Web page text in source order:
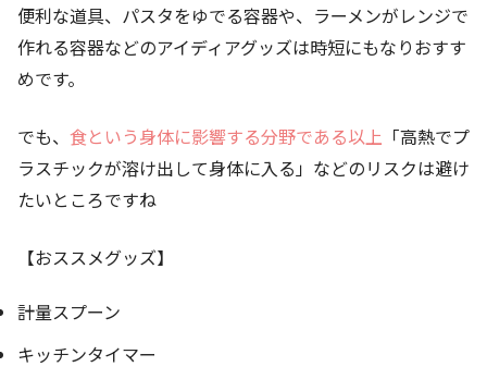
便利な道具、パスタをゆでる容器や、ラーメンがレンジで
作れる容器などのアイディアグッズは時短にもなりおすす
めです。
でも、 食という身体に影響する分野である以上 「高熱でプ
ラスチックが溶け出して身体に入る」などのリスクは避け
たいところですね
【おススメグッズ】
計量スプーン
キッチンタイマー